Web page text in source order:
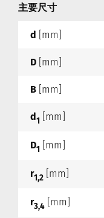
主要尺寸
d [mm]
D [mm]
B [mm]
d1 [mm]
D1 [mm]
r1,2 [mm]
r3,4 [mm]